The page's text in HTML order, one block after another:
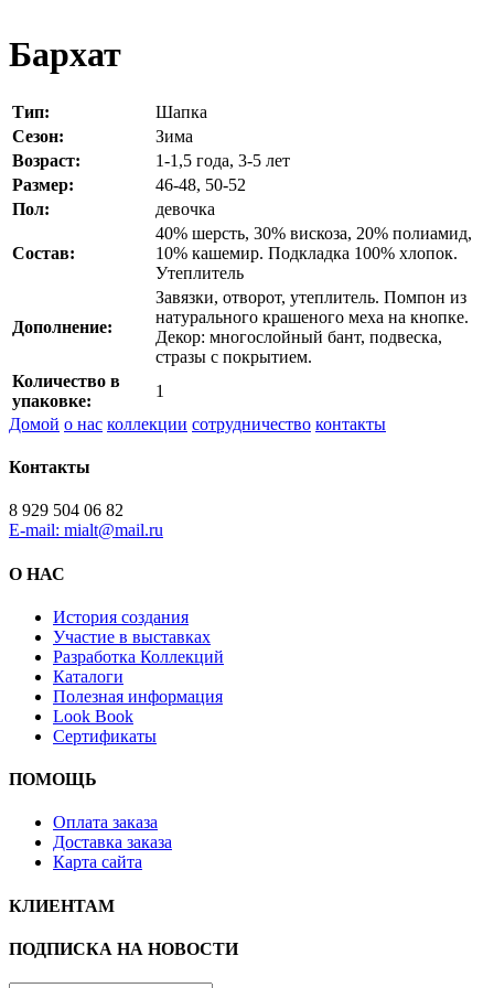
Бархат
Тип:
Шапка
Сезон:
Зима
Возраст:
1-1,5 года, 3-5 лет
Размер:
46-48, 50-52
Пол:
девочка
Состав:
40% шерсть, 30% вискоза, 20% полиамид,
10% кашемир. Подкладка 100% хлопок.
Утеплитель
Дополнение:
Завязки, отворот, утеплитель. Помпон из
натурального крашеного меха на кнопке.
Декор: многослойный бант, подвеска,
стразы с покрытием.
Количество в
упаковке:
1
Домой о нас коллекции сотрудничество контакты
Контакты
8 929 504 06 82
E-mail: mialt@mail.ru
О НАС
История создания
Участие в выставках
Разработка Коллекций
Каталоги
Полезная информация
Look Book
Сертификаты
ПОМОЩЬ
Оплата заказа
Доставка заказа
Карта сайта
КЛИЕНТАМ
ПОДПИСКА НА НОВОСТИ